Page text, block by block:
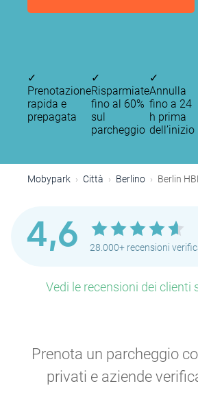
✓
Prenotazione
rapida e
prepagata
✓
Risparmiate
fino al 60%
sul
parcheggio
✓
Annulla
fino a 24
h prima
dell’inizio
Mobypark Città Berlino Berlin
4,6 28.000+ recensioni
Vedi le recensioni dei clienti
Prenota un parcheggio
privati e aziende